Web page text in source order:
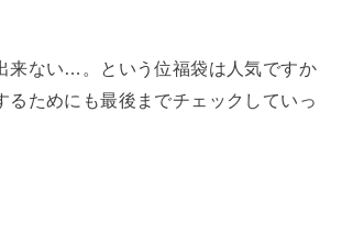
来ない…。という位福袋は人気ですか
るためにも最後までチェックしていっ